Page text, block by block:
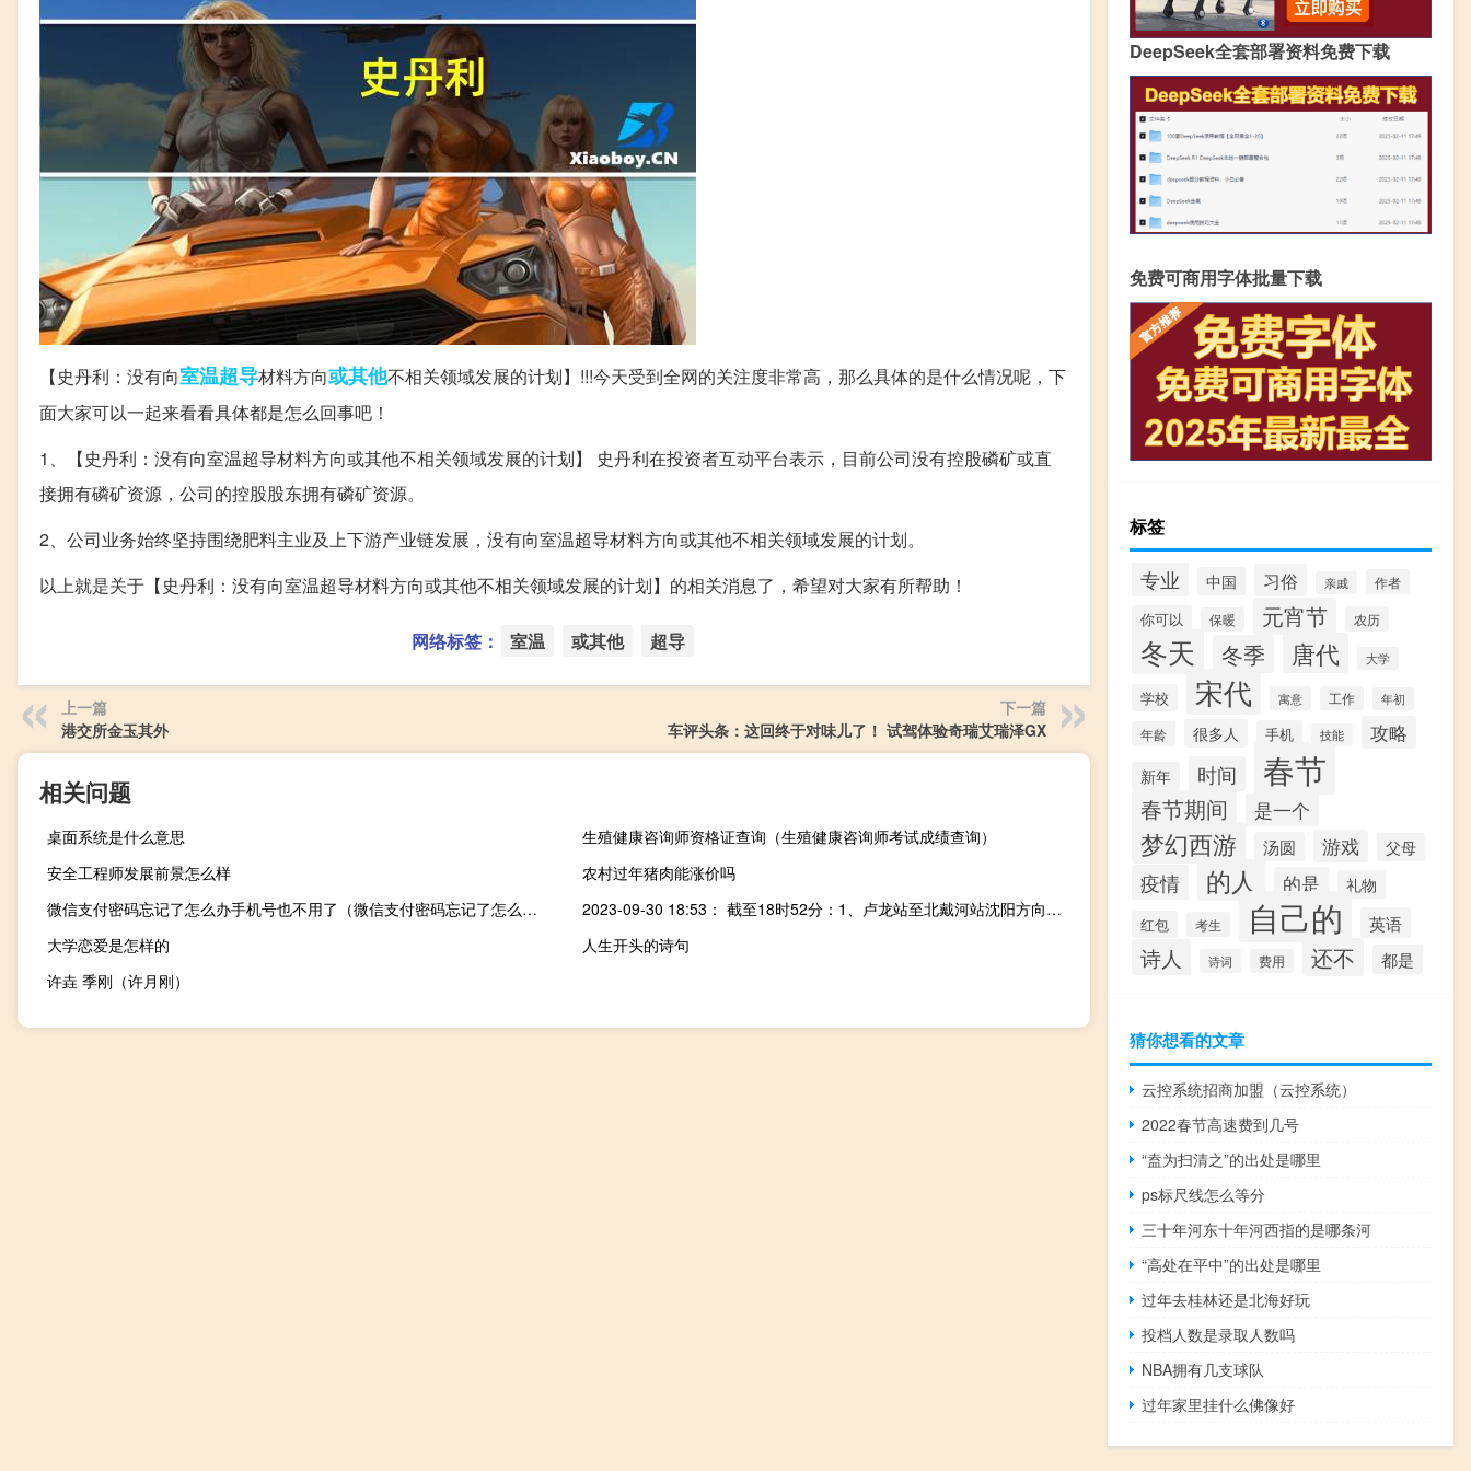
【史丹利：没有向室温超导材料方向或其他不相关领域发展的计划】!!!今天受到全网的关注度非常高，那么具体的是什么情况呢，下
面大家可以一起来看看具体都是怎么回事吧！
1、【史丹利：没有向室温超导材料方向或其他不相关领域发展的计划】 史丹利在投资者互动平台表示，目前公司没有控股磷矿或直
接拥有磷矿资源，公司的控股股东拥有磷矿资源。
2、公司业务始终坚持围绕肥料主业及上下游产业链发展，没有向室温超导材料方向或其他不相关领域发展的计划。
以上就是关于【史丹利：没有向室温超导材料方向或其他不相关领域发展的计划】的相关消息了，希望对大家有所帮助！
网络标签： 室温 或其他 超导
上一篇
港交所金玉其外
下一篇
车评头条：这回终于对味儿了！ 试驾体验奇瑞艾瑞泽GX
相关问题
桌面系统是什么意思
生殖健康咨询师资格证查询（生殖健康咨询师考试成绩查询）
安全工程师发展前景怎么样
农村过年猪肉能涨价吗
微信支付密码忘记了怎么办手机号也不用了（微信支付密码忘记了怎么办）
2023-09-30 18:53： 截至18时52分：1、卢龙站至北戴河站沈阳方向、秦皇岛站至孟姜站双向管制解除，车辆恢复正常通行。2、因车流量大，高速交警管制：玉田站至迁安站沈阳方向禁止货车通行。3、京哈高速（河北段）主线畅通，可正常通行。 ​​​
大学恋爱是怎样的
人生开头的诗句
许垚 季刚（许月刚）
DeepSeek全套部署资料免费下载
免费可商用字体批量下载
标签
专业 中国 习俗 亲戚 作者
你可以 保暖 元宵节 农历
冬天 冬季 唐代 大学
学校 宋代 寓意 工作 年初
年龄 很多人 手机 技能 攻略
新年 时间 春节
春节期间 是一个
梦幻西游 汤圆 游戏 父母
疫情 的人 的是 礼物
红包 考生 自己的 英语
诗人 诗词 费用 还不 都是
猜你想看的文章
云控系统招商加盟（云控系统）
2022春节高速费到几号
“盍为扫清之”的出处是哪里
ps标尺线怎么等分
三十年河东十年河西指的是哪条河
“高处在平中”的出处是哪里
过年去桂林还是北海好玩
投档人数是录取人数吗
NBA拥有几支球队
过年家里挂什么佛像好